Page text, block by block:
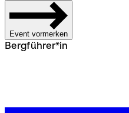
Event vormerken
Bergführer*in